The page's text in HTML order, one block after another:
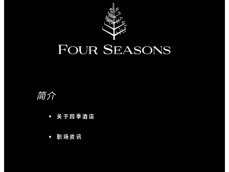
简介
关于四季酒店
职场资讯